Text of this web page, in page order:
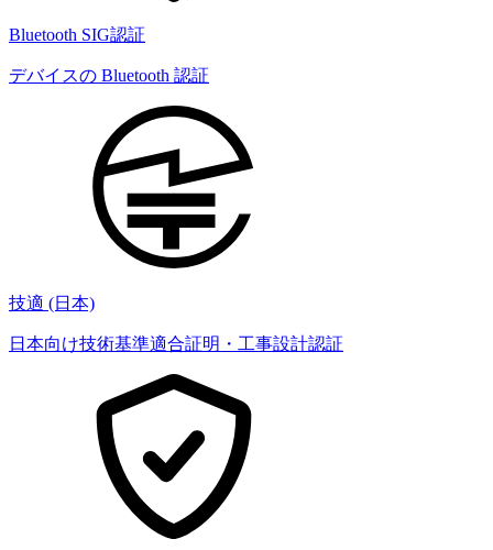
Bluetooth SIG認証
デバイスの Bluetooth 認証
技適 (日本)
日本向け技術基準適合証明・工事設計認証